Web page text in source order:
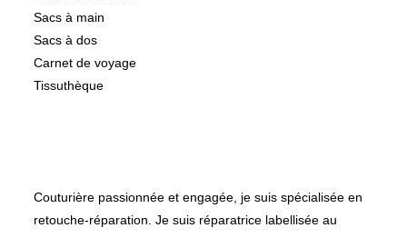
Sacs à main
Sacs à dos
Carnet de voyage
Tissuthèque
Couturière passionnée et engagée, je suis spécialisée en
retouche-réparation. Je suis réparatrice labellisée au